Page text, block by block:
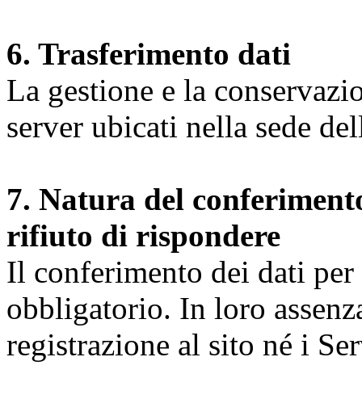
6. Trasferimento dati
La gestione e la
server ubicati nella sede
7. Natura del
rifiuto di rispondere
Il conferimento dei dati
obbligatorio. In loro
registrazione al sito né i